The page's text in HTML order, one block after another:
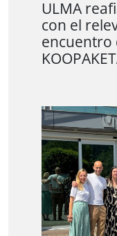
ULMA
con el
encuentro